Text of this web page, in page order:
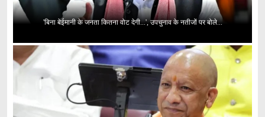
'बिना बेईमानी के जनता कितना वोट देगी...', उपचुनाव के नतीजों पर बोले...